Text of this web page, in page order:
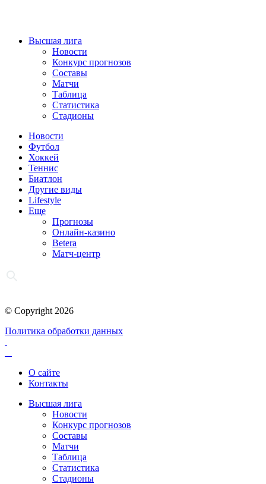
Высшая лига
Новости
Конкурс прогнозов
Составы
Матчи
Таблица
Статистика
Стадионы
Новости
Футбол
Хоккей
Теннис
Биатлон
Другие виды
Lifestyle
Еще
Прогнозы
Онлайн-казино
Betera
Матч-центр
© Copyright 2026
Политика обработки данных
О сайте
Контакты
Высшая лига
Новости
Конкурс прогнозов
Составы
Матчи
Таблица
Статистика
Стадионы